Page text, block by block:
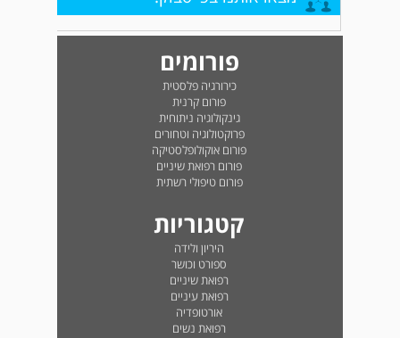
פורומים
כירורגיה פלסטית
פורום קרנית
גינקולוגיה ניתוחית
פרוקטולוגיה וטחורים
פורום אוקולופלסטיקה
פורום רפואת שיניים
פורום טיפולי רשתית
קטגוריות
היריון ולידה
ספורט וכושר
רפואת שיניים
רפואת עיניים
אורטופדיה
רפואת נשים